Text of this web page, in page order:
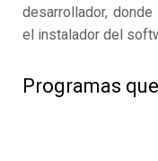
desarrollador,
el instalador del
Programas